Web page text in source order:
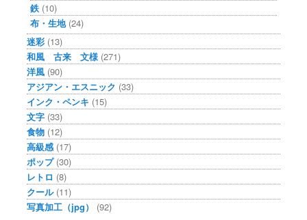
鉄 (10)
布・生地(24)
迷彩 (13)
和風 古来 文様 (271)
洋風 (90)
アジアン・エスニック (33)
インク・ペンキ (15)
文字 (33)
食物 (12)
高級感 (17)
ポップ(30)
レトロ (8)
クール(11)
写真加工（jpg）
(92)